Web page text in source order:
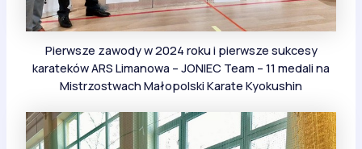
Pierwsze zawody w 2024 roku i pierwsze sukcesy
karateków ARS Limanowa – JONIEC Team – 11 medali na
Mistrzostwach Małopolski Karate Kyokushin